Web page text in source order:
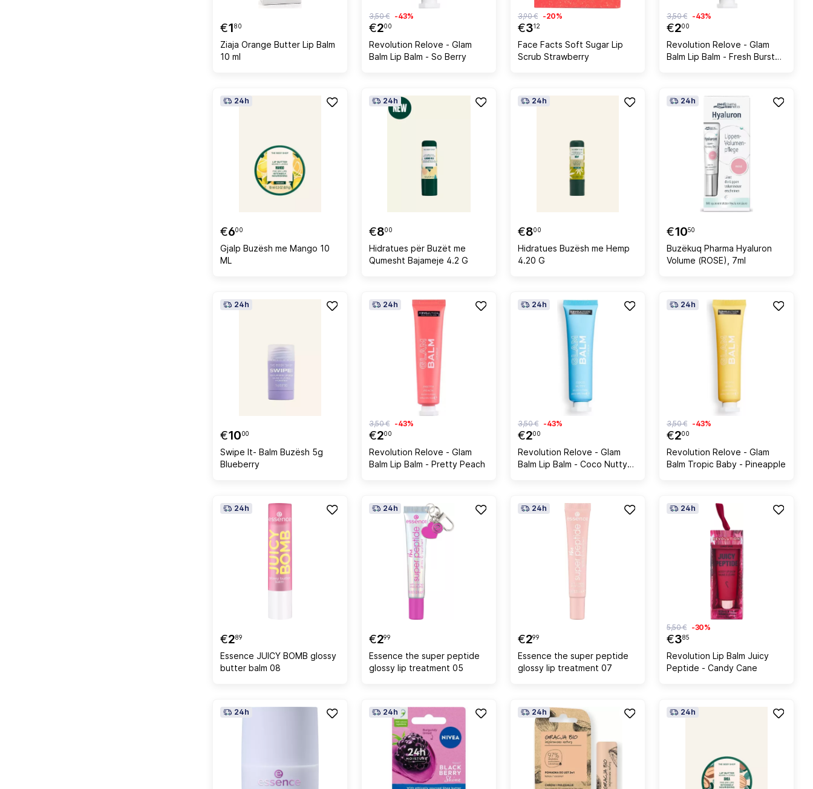
€180
Ziaja Orange Butter Lip Balm
10 ml
€200
3,50 € -43%
Revolution Relove - Glam
Balm Lip Balm - So Berry
€312
3,90 € -20%
Face Facts Soft Sugar Lip
Scrub Strawberry
€200
3,50 € -43%
Revolution Relove - Glam
Balm Lip Balm - Fresh Burst
24h
€600
Gjalp Buzësh me Mango 10
ML
24h
€800
Hidratues për Buzët me
Qumesht Bajameje 4.2 G
24h
€800
Hidratues Buzësh me Hemp
4.20 G
24h
€1050
Buzëkuq Pharma Hyaluron
Volume (ROSE), 7ml
24h
€1000
Swipe It- Balm Buzësh 5g
Blueberry
24h
€200
3,50 € -43%
Revolution Relove - Glam
Balm Lip Balm - Pretty Peach
24h
€200
3,50 € -43%
Revolution Relove - Glam
Balm Lip Balm - Coco Nutty
24h
€200
3,50 € -43%
Revolution Relove - Glam
Balm Tropic Baby - Pineapple
24h
€289
Essence JUICY BOMB glossy
butter balm 08
24h
€299
Essence the super peptide
glossy lip treatment 05
24h
€299
Essence the super peptide
glossy lip treatment 07
24h
€385
5,50 € -30%
Revolution Lip Balm Juicy
Peptide - Candy Cane
24h 24h 24h 24h